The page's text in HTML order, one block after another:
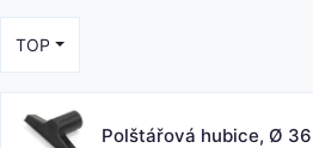
TOP
Polštářová hubice, Ø 36